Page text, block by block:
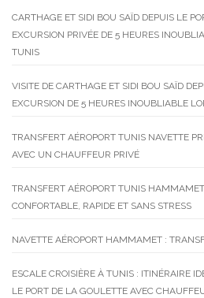
CARTHAGE ET SIDI BOU SAÏD DEPUIS LE
EXCURSION PRIVÉE DE 5 HEURES
TUNIS
VISITE DE CARTHAGE ET SIDI BOU SAÏD
EXCURSION DE 5 HEURES INOUBLIABLE
TRANSFERT AÉROPORT TUNIS NAVETTE
AVEC UN CHAUFFEUR PRIVÉ
TRANSFERT AÉROPORT TUNIS
CONFORTABLE, RAPIDE ET SANS STRESS
NAVETTE AÉROPORT HAMMAMET :
ESCALE CROISIÈRE À TUNIS : ITINÉRAIRE
LE PORT DE LA GOULETTE AVEC